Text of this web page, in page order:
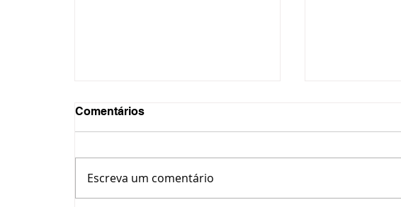
Comentários
Escreva um comentário